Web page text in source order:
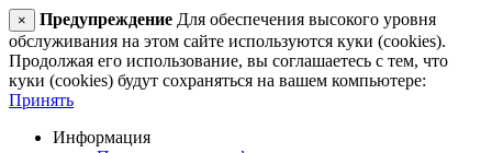
× Предупреждение Для обеспечения высокого уровня
обслуживания на этом сайте используются куки (cookies).
Продолжая его использование, вы соглашаетесь с тем, что
куки (cookies) будут сохраняться на вашем компьютере:
Принять
Информация